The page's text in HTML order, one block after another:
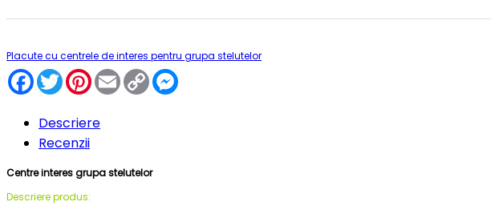
Placute cu centrele de interes pentru grupa stelutelor
Facebook
TwitterPinterest
EmailCopy
Link
Descriere
Recenzii
Centre interes grupa stelutelor
Descriere produs: